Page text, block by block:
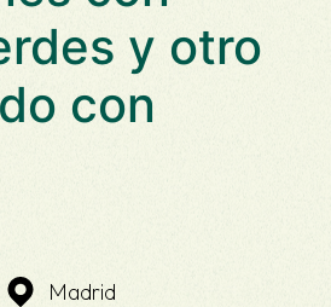
y otro
con
Madrid